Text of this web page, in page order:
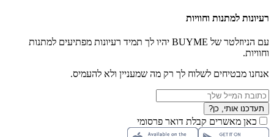
רעיונות למתנות וחוויות
עם הניוזלטר של BUYME יהיו לך תמיד רעיונות מפתיעים למתנות
וחוויות.
אנחנו מבטיחים לשלוח לך רק מה שמעניין ולא להעמיס.
תעדכנו אותי, כן?
כאן מאשרים קבלת דואר פרסומי